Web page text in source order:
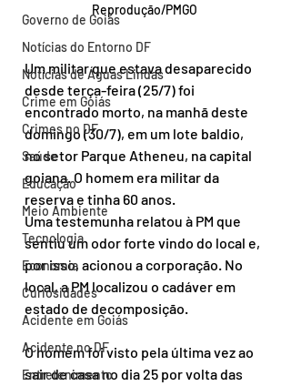
Governo de Goiás
Notícias do Entorno DF
Notícias de Águas Lindas
Crime em Goiás
Crimes no DF
Saúde
Educação
Meio Ambiente
Tecnologia
Economia
Curiosidades
Acidente em Goiás
Acidente no DF
Entretenimento
Reprodução/PMGO
Um militar que estava desaparecido
desde terça-feira (25/7) foi
encontrado morto, na manhã deste
domingo (30/7), em um lote baldio,
no setor Parque Atheneu, na capital
goiana. O homem era militar da
reserva e tinha 60 anos.
Uma testemunha relatou à PM que
sentiu um odor forte vindo do local e,
por isso, acionou a corporação. No
local, a PM localizou o cadáver em
estado de decomposição.
O homem foi visto pela última vez ao
sair de casa no dia 25 por volta das